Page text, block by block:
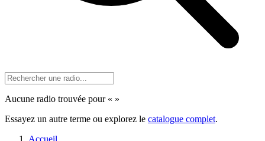
Aucune radio trouvée pour « »
Essayez un autre terme ou explorez le catalogue complet.
Accueil